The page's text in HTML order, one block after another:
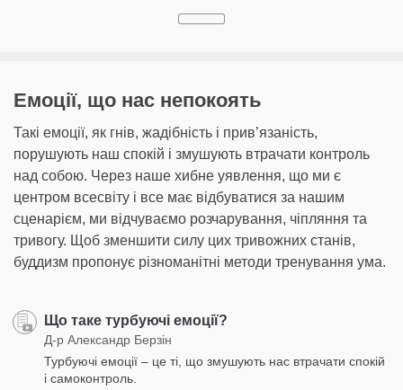
Емоції, що нас непокоять
Такі емоції, як гнів, жадібність і прив’язаність,
порушують наш спокій і змушують втрачати контроль
над собою. Через наше хибне уявлення, що ми є
центром всесвіту і все має відбуватися за нашим
сценарієм, ми відчуваємо розчарування, чіпляння та
тривогу. Щоб зменшити силу цих тривожних станів,
буддизм пропонує різноманітні методи тренування ума.
Що таке турбуючі емоції?
Д-р Александр Берзін
Турбуючі емоції – це ті, що змушують нас втрачати спокій
і самоконтроль.